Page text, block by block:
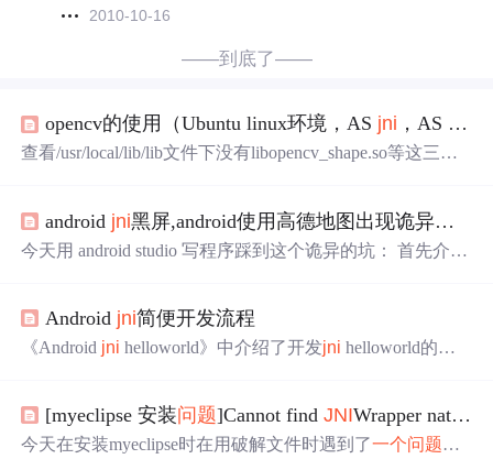
2010-10-16
——到底了——
opencv的使用（Ubuntu linux环境，AS jni ，AS java）
查看/usr/local/lib/lib文件下没有libopencv_shape.so等这三个
译的对应so库文件只是linux系统平台文件（我的是x86_6
4）,如果想将该库编译为其他平台，例如arm64需要交叉编
容）
android jni黑屏,android使用高德地图出现诡异的:
今天用 android studio 写程序踩到这个诡异的坑： 首先介绍
方是一个地图(高德地图)，下方是
中的相关数据，然后今天要改造这个listview为expandableLi
Android jni简便开发流程
《Android jni helloworld》中介绍了开发jni helloworld的步
&gt;add native surport 如果发现 finish不能点击，需要给工作
空间配置ndk目录的位置 window-&gt;prefere...
[myeclipse 安装问题]Cannot findJNIWrapper native library..
今天在安装myeclipse时在用破解文件时遇到了一个问题，